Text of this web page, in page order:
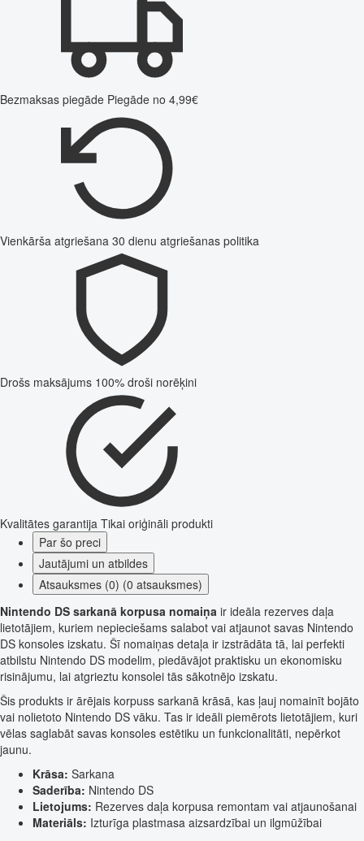
Bezmaksas piegāde Piegāde no 4,99€
Vienkārša atgriešana 30 dienu atgriešanas politika
Drošs maksājums 100% droši norēķini
Kvalitātes garantija Tikai oriģināli produkti
Par šo preci
Jautājumi un atbildes
Atsauksmes (0) (0 atsauksmes)
Nintendo DS sarkanā korpusa nomaiņa ir ideāla rezerves daļa
lietotājiem, kuriem nepieciešams salabot vai atjaunot savas Nintendo
DS konsoles izskatu. Šī nomaiņas detaļa ir izstrādāta tā, lai perfekti
atbilstu Nintendo DS modelim, piedāvājot praktisku un ekonomisku
risinājumu, lai atgrieztu konsolei tās sākotnējo izskatu.
Šis produkts ir ārējais korpuss sarkanā krāsā, kas ļauj nomainīt bojāto
vai nolietoto Nintendo DS vāku. Tas ir ideāli piemērots lietotājiem, kuri
vēlas saglabāt savas konsoles estētiku un funkcionalitāti, nepērkot
jaunu.
Krāsa: Sarkana
Saderība: Nintendo DS
Lietojums: Rezerves daļa korpusa remontam vai atjaunošanai
Materiāls: Izturīga plastmasa aizsardzībai un ilgmūžībai